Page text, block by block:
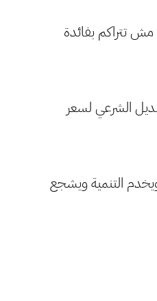
تتراكم بفائدة
الشرعي لسعر
التنمية ويشجع